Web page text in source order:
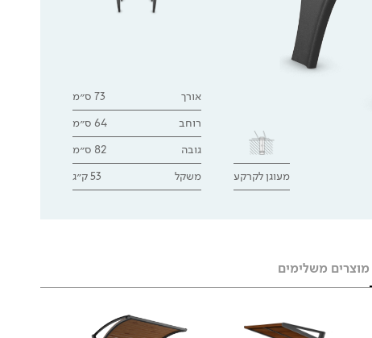
מעוגן לקרקע
אורך 73 ס״מ
רוחב 64 ס״מ
גובה 82 ס״מ
משקל 53 ק״ג
מוצרים משלימים